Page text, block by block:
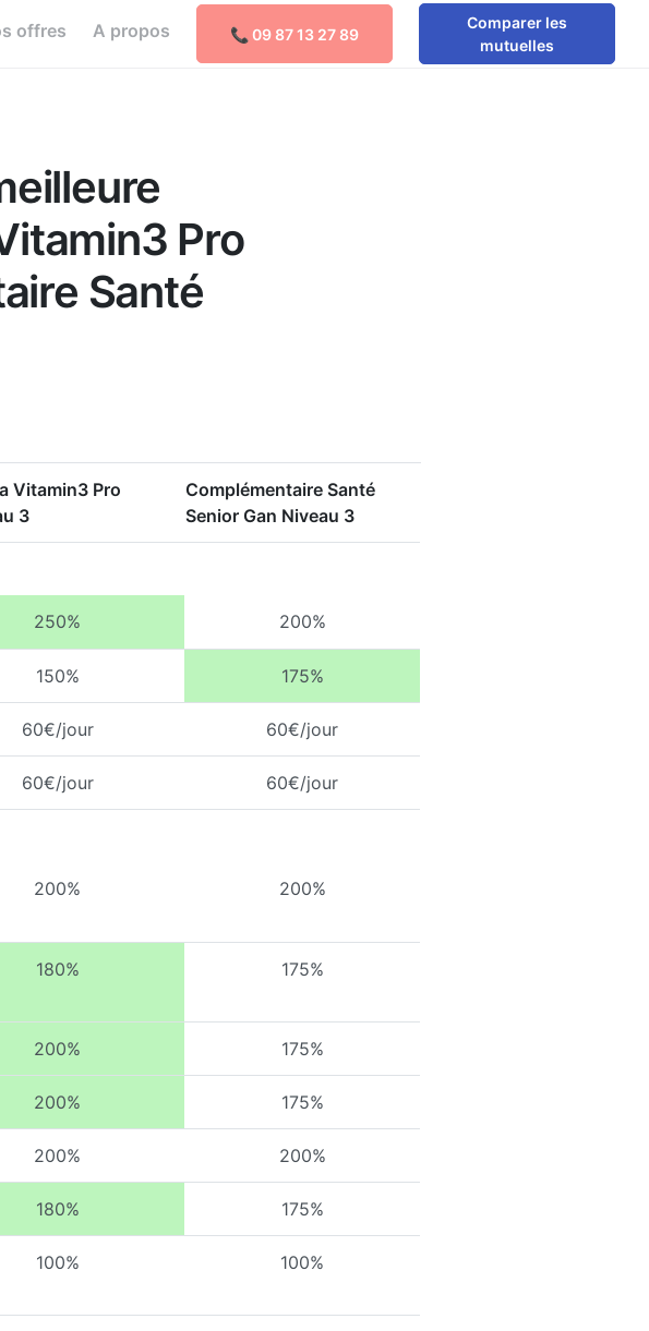
offres A propos 📞 09 87 13 27 89
Comparer les
mutuelles
Comparer les mutuelles
Pro
Santé
Vitamin3 Pro
3
Complémentaire Santé
Senior Gan Niveau 3
250% 200%
150% 175%
60€/jour 60€/jour
60€/jour 60€/jour
200% 200%
180% 175%
200% 175%
200% 175%
200% 200%
180% 175%
100% 100%